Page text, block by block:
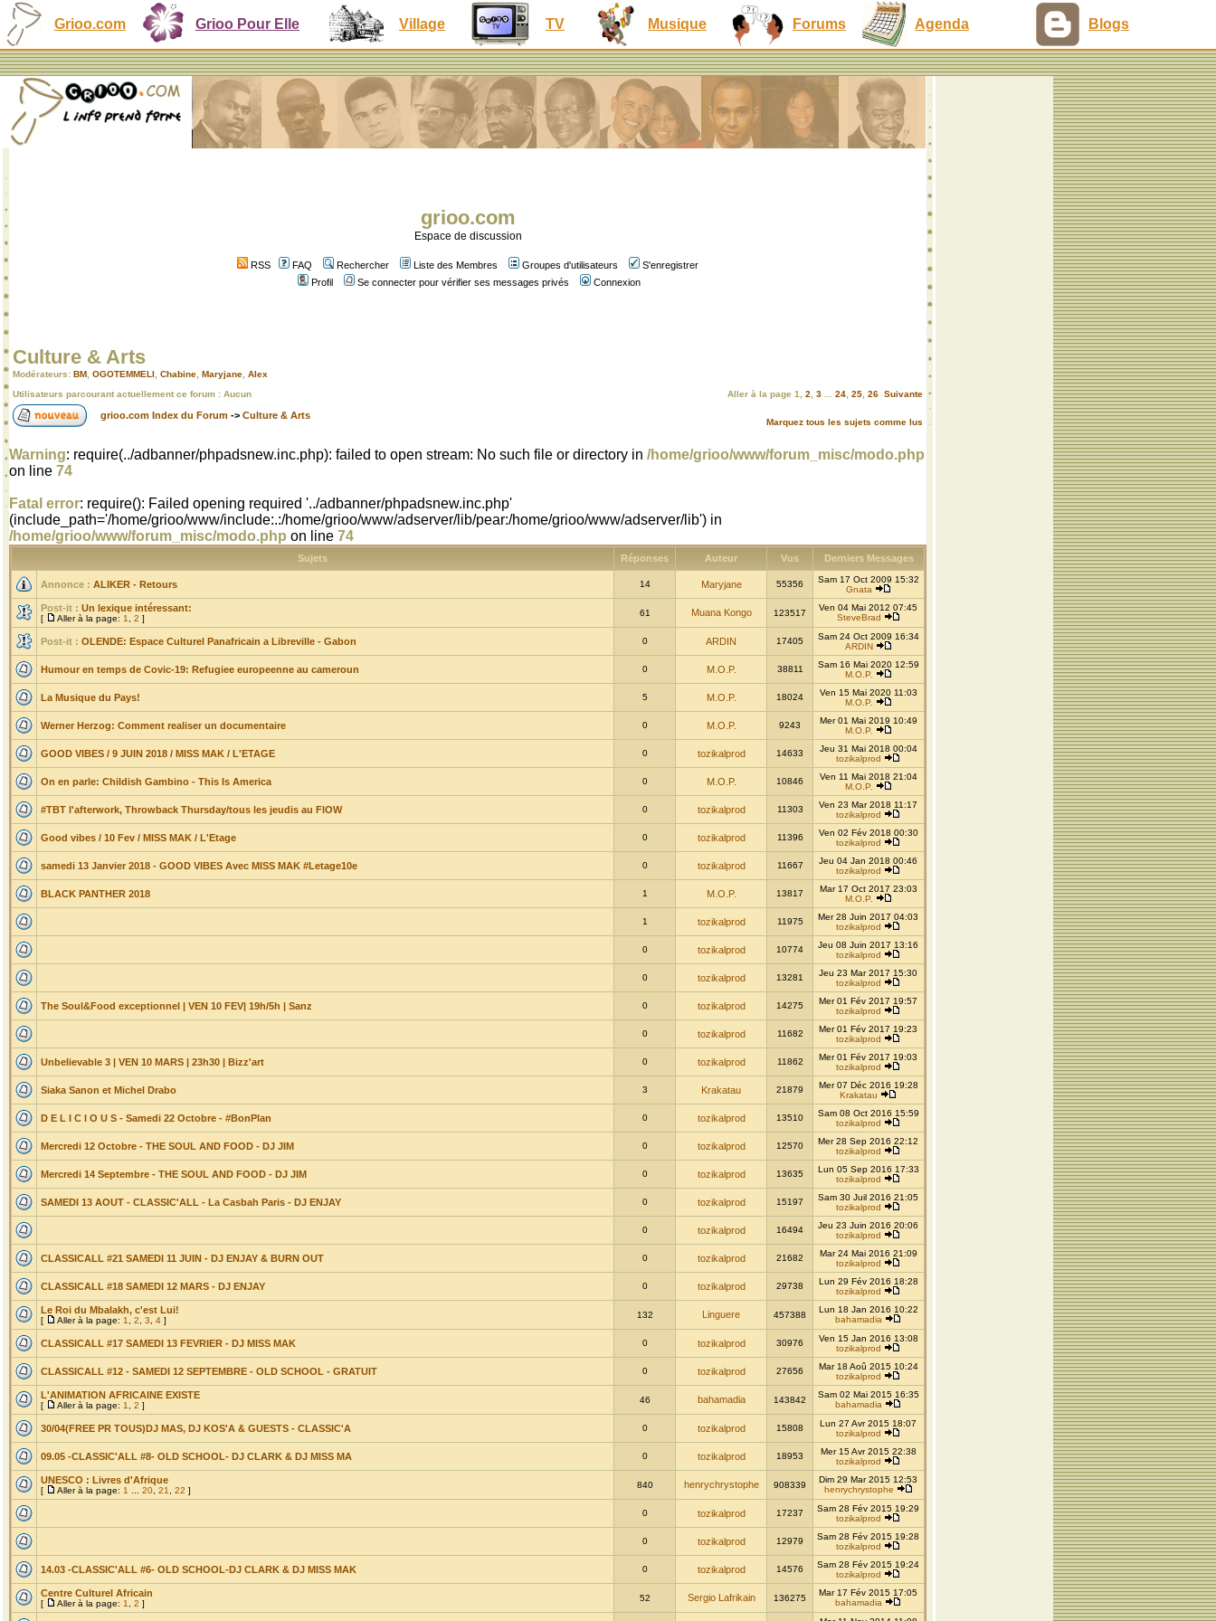
Grioo.com Grioo Pour Elle Village TV Musique Forums Agenda Blogs
grioo.com
Espace de discussion
RSS FAQ Rechercher Liste des Membres Groupes d'utilisateurs
S'enregistrer
Profil
Se connecter pour vérifier ses messages privés Connexion
Culture & Arts
Modérateurs: BM OGOTEMMELI Chabine Maryjane Alex
Utilisateurs parcourant actuellement ce forum : Aucun
Aller à la page 1 2 3 24 25 26 Suivante
grioo.com Index du Forum -> Culture & Arts
Marquez tous les sujets comme lus
Warning: require(../adbanner/phpadsnew.inc.php): failed to open stream: No such file or directory in /home/grioo/www/forum_misc/modo.php
on line 74
Fatal error: require(): Failed opening required '../adbanner/phpadsnew.inc.php'
(include_path='/home/grioo/www/include:.:/home/grioo/www/adserver/lib/pear:/home/grioo/www/adserver/lib') in
/home/grioo/www/forum_misc/modo.php on line 74
Sujets Réponses Auteur Vus Derniers Messages
Annonce : ALIKER - Retours 14 Maryjane 55356
Sam 17 Oct 2009 15:32
Gnata
Post-it : Un lexique intéressant:
[ Aller à la page: 1 2 ]
61 Muana Kongo 123517
Ven 04 Mai 2012 07:45
SteveBrad
Post-it : OLENDE: Espace Culturel Panafricain a Libreville - Gabon 0 ARDIN 17405
Sam 24 Oct 2009 16:34
ARDIN
Humour en temps de Covic-19: Refugiee europeenne au cameroun 0 M.O.P. 38811
Sam 16 Mai 2020 12:59
M.O.P.
La Musique du Pays! 5 M.O.P. 18024
Ven 15 Mai 2020 11:03
M.O.P.
Werner Herzog: Comment realiser un documentaire 0 M.O.P. 9243
Mer 01 Mai 2019 10:49
M.O.P.
GOOD VIBES / 9 JUIN 2018 / MISS MAK / L'ETAGE 0 tozikalprod 14633
Jeu 31 Mai 2018 00:04
tozikalprod
On en parle: Childish Gambino - This Is America 0 M.O.P. 10846
Ven 11 Mai 2018 21:04
M.O.P.
#TBT l'afterwork, Throwback Thursday/tous les jeudis au FlOW 0 tozikalprod 11303
Ven 23 Mar 2018 11:17
tozikalprod
Good vibes / 10 Fev / MISS MAK / L'Etage 0 tozikalprod 11396
Ven 02 Fév 2018 00:30
tozikalprod
samedi 13 Janvier 2018 - GOOD VIBES Avec MISS MAK #Letage10e 0 tozikalprod 11667
Jeu 04 Jan 2018 00:46
tozikalprod
BLACK PANTHER 2018 1 M.O.P. 13817
Mar 17 Oct 2017 23:03
M.O.P.
1 tozikalprod 11975
Mer 28 Juin 2017 04:03
tozikalprod
0 tozikalprod 10774
Jeu 08 Juin 2017 13:16
tozikalprod
0 tozikalprod 13281
Jeu 23 Mar 2017 15:30
tozikalprod
The Soul&Food exceptionnel | VEN 10 FEV| 19h/5h | Sanz 0 tozikalprod 14275
Mer 01 Fév 2017 19:57
tozikalprod
0 tozikalprod 11682
Mer 01 Fév 2017 19:23
tozikalprod
Unbelievable 3 | VEN 10 MARS | 23h30 | Bizz'art 0 tozikalprod 11862
Mer 01 Fév 2017 19:03
tozikalprod
Siaka Sanon et Michel Drabo 3 Krakatau 21879
Mer 07 Déc 2016 19:28
Krakatau
D E L I C I O U S - Samedi 22 Octobre - #BonPlan 0 tozikalprod 13510
Sam 08 Oct 2016 15:59
tozikalprod
Mercredi 12 Octobre - THE SOUL AND FOOD - DJ JIM 0 tozikalprod 12570
Mer 28 Sep 2016 22:12
tozikalprod
Mercredi 14 Septembre - THE SOUL AND FOOD - DJ JIM 0 tozikalprod 13635
Lun 05 Sep 2016 17:33
tozikalprod
SAMEDI 13 AOUT - CLASSIC'ALL - La Casbah Paris - DJ ENJAY 0 tozikalprod 15197
Sam 30 Juil 2016 21:05
tozikalprod
0 tozikalprod 16494
Jeu 23 Juin 2016 20:06
tozikalprod
CLASSICALL #21 SAMEDI 11 JUIN - DJ ENJAY & BURN OUT 0 tozikalprod 21682
Mar 24 Mai 2016 21:09
tozikalprod
CLASSICALL #18 SAMEDI 12 MARS - DJ ENJAY 0 tozikalprod 29738
Lun 29 Fév 2016 18:28
tozikalprod
Le Roi du Mbalakh, c'est Lui!
[ Aller à la page: 1 2 3 4 ]
132 Linguere 457388
Lun 18 Jan 2016 10:22
bahamadia
CLASSICALL #17 SAMEDI 13 FEVRIER - DJ MISS MAK 0 tozikalprod 30976
Ven 15 Jan 2016 13:08
tozikalprod
CLASSICALL #12 - SAMEDI 12 SEPTEMBRE - OLD SCHOOL - GRATUIT 0 tozikalprod 27656
Mar 18 Aoû 2015 10:24
tozikalprod
L'ANIMATION AFRICAINE EXISTE
[ Aller à la page: 1 2 ]
46 bahamadia 143842
Sam 02 Mai 2015 16:35
bahamadia
30/04(FREE PR TOUS)DJ MAS, DJ KOS'A & GUESTS - CLASSIC'A 0 tozikalprod 15808
Lun 27 Avr 2015 18:07
tozikalprod
09.05 -CLASSIC'ALL #8- OLD SCHOOL- DJ CLARK & DJ MISS MA 0 tozikalprod 18953
Mer 15 Avr 2015 22:38
tozikalprod
UNESCO : Livres d'Afrique
[ Aller à la page: 1 20 21 22 ]
840 henrychrystophe 908339
Dim 29 Mar 2015 12:53
henrychrystophe
0 tozikalprod 17237
Sam 28 Fév 2015 19:29
tozikalprod
0 tozikalprod 12979
Sam 28 Fév 2015 19:28
tozikalprod
14.03 -CLASSIC'ALL #6- OLD SCHOOL-DJ CLARK & DJ MISS MAK 0 tozikalprod 14576
Sam 28 Fév 2015 19:24
tozikalprod
Centre Culturel Africain
[ Aller à la page: 1 2 ]
52 Sergio Lafrikain 136275
Mar 17 Fév 2015 17:05
bahamadia